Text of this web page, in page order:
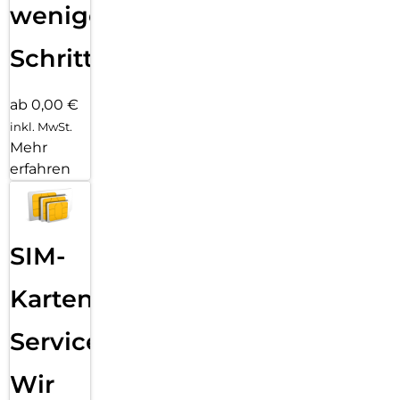
wenigen
Schritten
ab 0,00 €
inkl. MwSt.
Mehr
erfahren
SIM-
Karten
Service:
Wir